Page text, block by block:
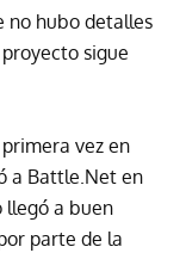
no hubo detalles
sigue
vez en
a Battle.Net en
llegó a buen
parte de la